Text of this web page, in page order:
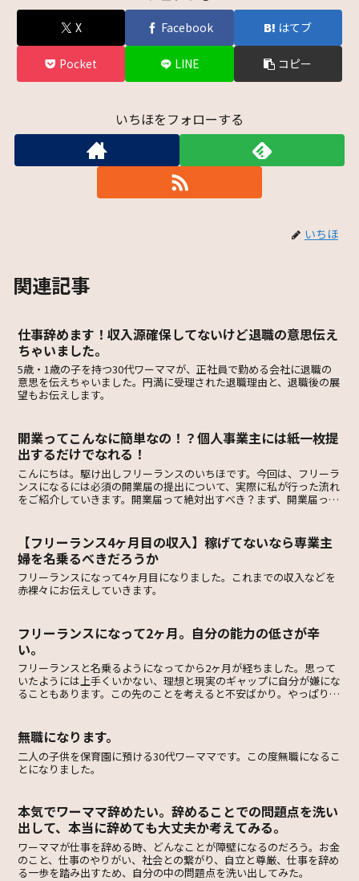
X Facebook はてブ
Pocket LINE コピー
いちほをフォローする
いちほ
関連記事
仕事辞めます！収入源確保してないけど退職の意思伝え
ちゃいました。
5歳・1歳の子を持つ30代ワーママが、正社員で勤める会社に退職の
意思を伝えちゃいました。円満に受理された退職理由と、退職後の展
望もお伝えします。
開業ってこんなに簡単なの！？個人事業主には紙一枚提
出するだけでなれる！
こんにちは。駆け出しフリーランスのいちほです。今回は、フリーラ
ンスになるには必須の開業届の提出について、実際に私が行った流れ
をご紹介していきます。開業届って絶対出すべき？まず、開業届って
【フリーランス4ヶ月目の収入】稼げてないなら専業主
婦を名乗るべきだろうか
フリーランスになって4ヶ月目になりました。これまでの収入などを
赤裸々にお伝えしていきます。
フリーランスになって2ヶ月。自分の能力の低さが辛
い。
フリーランスと名乗るようになってから2ヶ月が経ちました。思って
いたようには上手くいかない、理想と現実のギャップに自分が嫌にな
ることもあります。この先のことを考えると不安ばかり。やっぱり正
無職になります。
二人の子供を保育園に預ける30代ワーママです。この度無職になるこ
とになりました。
本気でワーママ辞めたい。辞めることでの問題点を洗い
出して、本当に辞めても大丈夫か考えてみる。
ワーママが仕事を辞める時、どんなことが障壁になるのだろう。お金
のこと、仕事のやりがい、社会との繋がり、自立と尊厳、仕事を辞め
る一歩を踏み出すため、自分の中の問題点を洗い出してみた。